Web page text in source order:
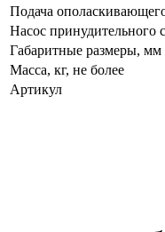
Подача
Насос принудительного
Габаритные размеры, мм
Масса, кг, не более
Артикул